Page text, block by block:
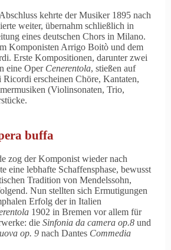
kehrte der Musiker 1895 nach
weiter, übernahm schließlich in
eines deutschen Chors in Milano.
Komponisten Arrigo Boitò und dem
Erste Kompositionen, darunter zwei
eine Oper Cenerentola, stießen auf
erscheinen Chöre, Kantaten,
(Violinsonaten, Trio,
buffa
zog der Komponist wieder nach
eine lebhafte Schaffensphase, bewusst
Tradition von Mendelssohn,
Nun stellten sich Ermutigungen
Erfolg der in Italien
1902 in Bremen vor allem für
die Sinfonia da camera op.8 und
op. 9 nach Dantes Commedia